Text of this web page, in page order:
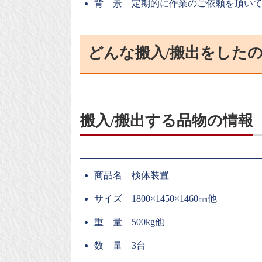
背 景 定期的に作業のご依頼を頂いて
どんな搬入/搬出をした
搬入/搬出する品物の情報
商品名 検体装置
サイズ 1800×1450×1460㎜他
重 量 500kg他
数 量 3台